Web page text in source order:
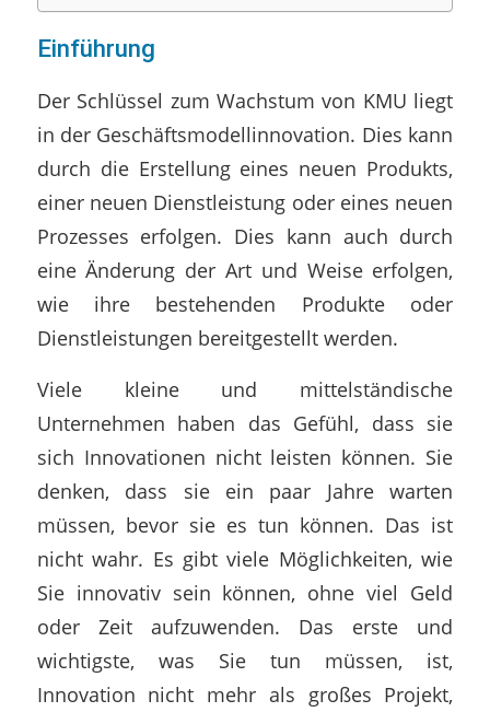
Einführung
Der Schlüssel zum Wachstum von KMU liegt
in der Geschäftsmodellinnovation. Dies kann
durch die Erstellung eines neuen Produkts,
einer neuen Dienstleistung oder eines neuen
Prozesses erfolgen. Dies kann auch durch
eine Änderung der Art und Weise erfolgen,
wie ihre bestehenden Produkte oder
Dienstleistungen bereitgestellt werden.
Viele kleine und mittelständische
Unternehmen haben das Gefühl, dass sie
sich Innovationen nicht leisten können. Sie
denken, dass sie ein paar Jahre warten
müssen, bevor sie es tun können. Das ist
nicht wahr. Es gibt viele Möglichkeiten, wie
Sie innovativ sein können, ohne viel Geld
oder Zeit aufzuwenden. Das erste und
wichtigste, was Sie tun müssen, ist,
Innovation nicht mehr als großes Projekt,